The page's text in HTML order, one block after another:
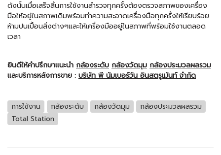
ดังนั้นเมื่อเสร็จสิ้นการใช้งานสำรวจทุกครั้งต้องตรวจสภาพของเครื่อง
มือให้อยู่ในสภาพเดิมพร้อมทำความสะอาดเครื่องมือทุกครั้งให้เรียบร้อย
ห้ามปนเปื้อนสิ่งต่างๆและให้เครื่องมืออยู่ในสภาพที่พร้อมใช้งานตลอด
เวลา
ยินดีให้คำปรึกษาแนะนำ กล้องระดับ กล้องวัดมุม กล้องประมวลผลรวม
และบริการหลังการขาย : บริษัท พี นัมเบอร์วัน อินสตรูเม้นท์ จำกัด
การใช้งาน กล้องระดับ กล้องวัดมุม
กล้องประมวลผลรวม
Total Station